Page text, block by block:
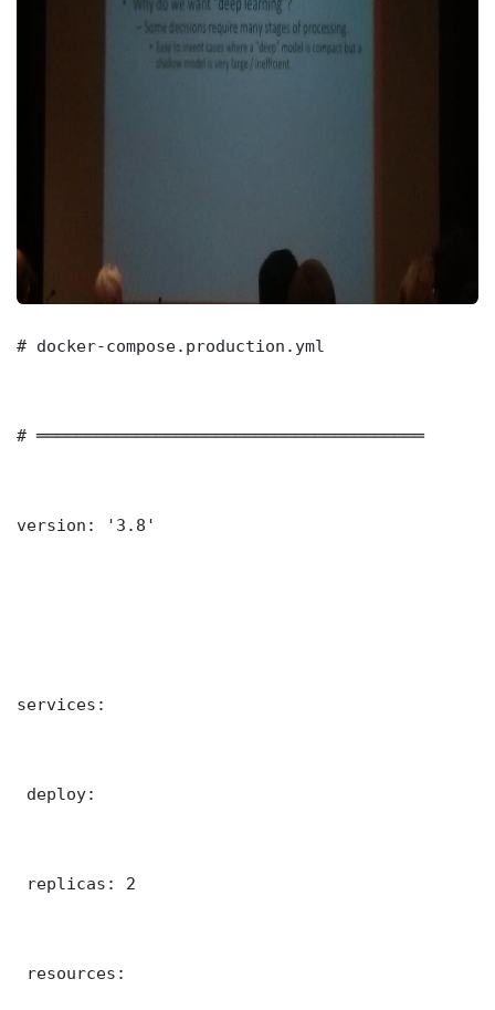
# docker-compose.production.yml
# ═══════════════════════════════════════
version: '3.8'
services:
deploy:
replicas: 2
resources: